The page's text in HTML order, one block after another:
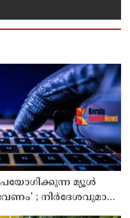
കെ കുഞ്ഞാലിക്കുട്ടി
മ്യൂള്‍
; നിര്‍ദേശവുമായി